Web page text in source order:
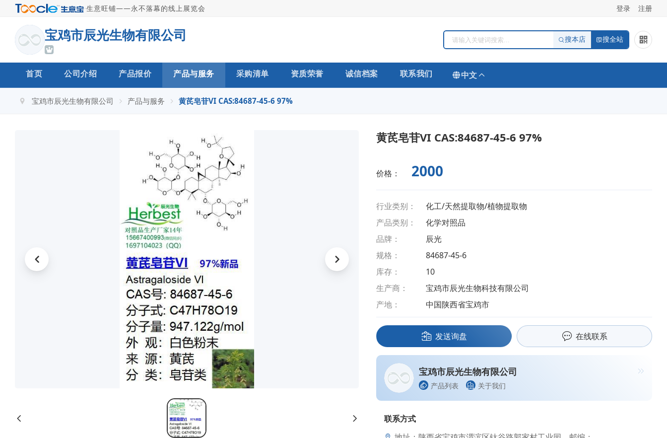
·生意旺铺——永不落幕的线上展览会 登录 注册
宝鸡市辰光生物有限公司 搜本店 搜全站
首页 公司介绍 产品报价 产品与服务 采购清单 资质荣誉 诚信档案 联系我们 中文
宝鸡市辰光生物有限公司 产品与服务 黄芪皂苷VI CAS:84687-45-6 97%
黄芪皂苷VI CAS:84687-45-6 97%
价格： 2000
行业类别：
化工/天然提取物/植物提取物
产品类别：
化学对照品
品牌：
辰光
规格：
84687-45-6
库存：
10
生产商：
宝鸡市辰光生物科技有限公司
产地：
中国陕西省宝鸡市
发送询盘 在线联系
宝鸡市辰光生物有限公司
产品列表 关于我们
联系方式